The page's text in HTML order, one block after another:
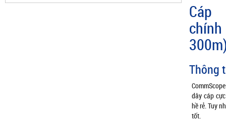
Cáp
Thông
dây cáp
hề rẻ. Tuy
tốt.